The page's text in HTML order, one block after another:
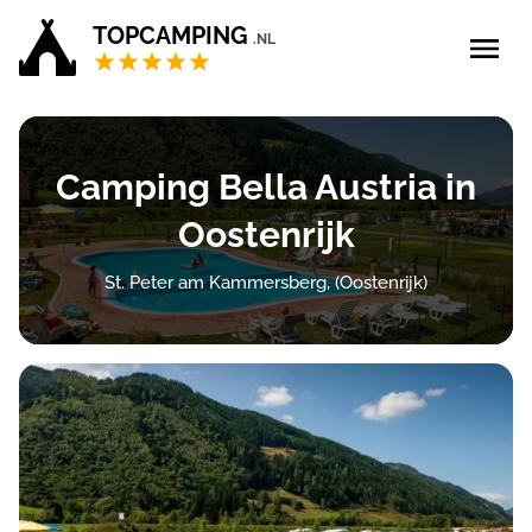
TOPCAMPING .NL
Blog
5 sterren campings
4 sterren campings
Campings Privé sanitair
Zoek & boek
Bedrijf aanmelden
Camping Bella Austria in
Oostenrijk
St. Peter am Kammersberg, (Oostenrijk)